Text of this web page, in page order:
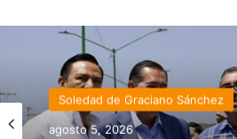
Soledad de Graciano Sánchez
agosto 5, 2026